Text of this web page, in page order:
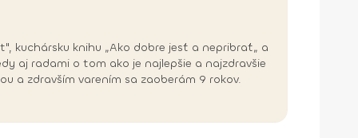
kuchársku knihu „Ako dobre jesť a nepribrať„ a
aj radami o tom ako je najlepšie a najzdravšie
a zdravším varením sa zaoberám 9 rokov.